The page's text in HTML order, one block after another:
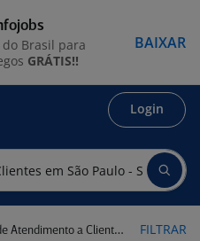
Login
a Clientes em São Paulo - SP FILTRAR
do Brasil para
GRÁTIS!!
BAIXAR